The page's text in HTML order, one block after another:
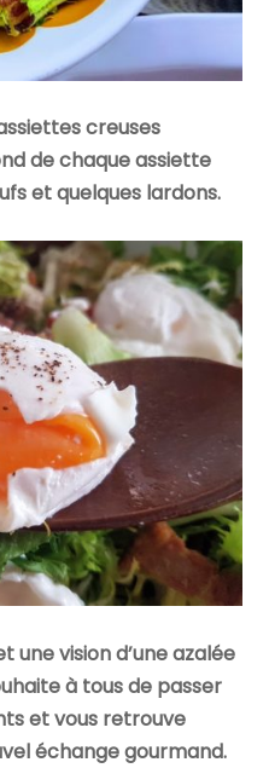
creuses
de chaque assiette
et quelques lardons.
une vision d’une azalée
à tous de passer
et vous retrouve
échange gourmand.